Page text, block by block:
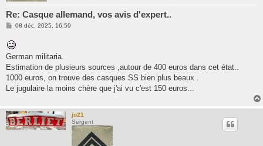
Re: Casque allemand, vos avis d'expert..
M
s
s
g
e
08 déc. 2025, 16:59
German militaria.
Estimation de plusieurs sources ,autour de 400 euros dans cet état..
1000 euros, on trouve des casques SS bien plus beaux .
Le jugulaire la moins chère que j'ai vu c'est 150 euros...
jo21
Sergent